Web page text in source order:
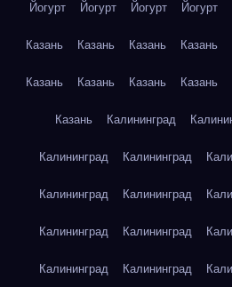
Йогурт Йогурт Йогурт Йогурт
Казань Казань Казань Казань
Казань Казань Казань Казань
Казань Калининград
Калининград Калининград
Калининград Калининград
Калининград Калининград
Калининград Калининград